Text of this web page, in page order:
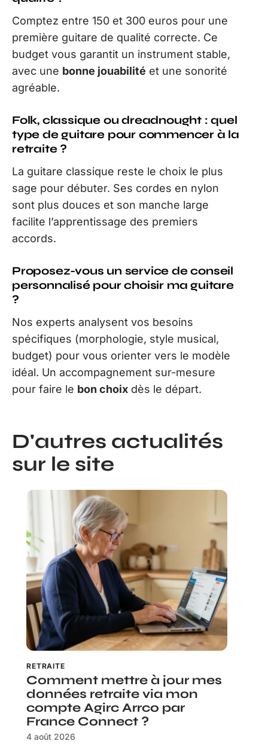
Comptez entre 150 et 300 euros pour une
première guitare de qualité correcte. Ce
budget vous garantit un instrument stable,
avec une bonne jouabilité et une sonorité
agréable.
Folk, classique ou dreadnought : quel
type de guitare pour commencer à la
retraite ?
La guitare classique reste le choix le plus
sage pour débuter. Ses cordes en nylon
sont plus douces et son manche large
facilite l’apprentissage des premiers
accords.
Proposez-vous un service de conseil
personnalisé pour choisir ma guitare
?
Nos experts analysent vos besoins
spécifiques (morphologie, style musical,
budget) pour vous orienter vers le modèle
idéal. Un accompagnement sur-mesure
pour faire le bon choix dès le départ.
D'autres actualités
sur le site
RETRAITE
Comment mettre à jour mes
données retraite via mon
compte Agirc Arrco par
France Connect ?
4 août 2026